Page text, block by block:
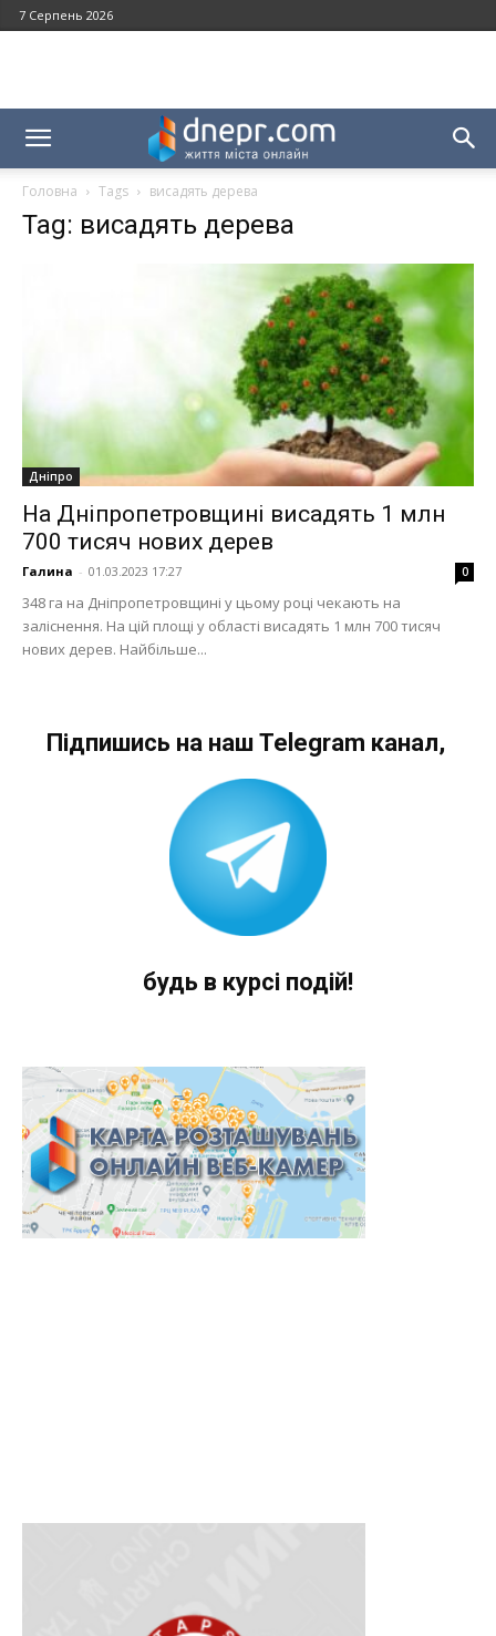
7 Серпень 2026
Головна Tags висадять дерева
Tag: висадять дерева
Дніпро
На Дніпропетровщині висадять 1 млн
700 тисяч нових дерев
Галина - 01.03.2023 17:27 0
348 га на Дніпропетровщині у цьому році чекають на
заліснення. На цій площі у області висадять 1 млн 700 тисяч
нових дерев. Найбільше...
Підпишись на наш Telegram канал,
будь в курсі подій!